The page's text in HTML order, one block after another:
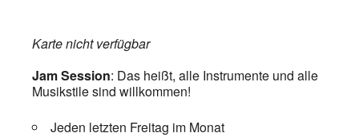
Karte nicht verfügbar
Jam Session: Das heißt, alle Instrumente und alle
Musikstile sind willkommen!
Jeden letzten Freitag im Monat